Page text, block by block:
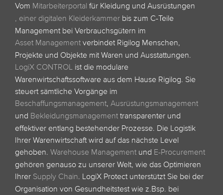
Vom Mitarbeiterportal für Kleidung und Ausrüstungen
, einer digitalen Kleiderkammer bis zum C-Teile
Management bei Verbrauchsgütern im
Asset Management verbindet Rigilog Menschen,
Projekte und Objekte mit Waren und Ausstattungen.
LogiX CONTROL ist die modulare
Warenwirtschaftssoftware aus dem Hause Rigilog. Sie
steuert sämtliche Vorgänge im
Beschaffungsmanagement, Ausrüstungsmanagement
und Bekleidungsmanagement transparenter und
effektiver entlang bestehender Prozesse. Die Logistik
Ihrer Warenwirtschaft wird auf das nächste Level
gehoben. Warehouse Management und E-Procurement
gehören genauso zu unserer Welt, wie das Optimieren
Ihrer Supply Chain. LogiX Protect unterstützt Sie bei der
Organisation von Gesundheitstest wie z.Bsp. bei